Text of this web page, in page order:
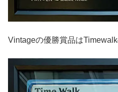
Vintageの優勝賞品は